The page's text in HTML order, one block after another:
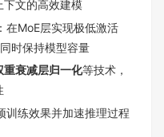
下文的高效建模
：在MoE层实现极低激活
时保持模型容量
重衰减层归一化等技术，
训练效果并加速推理过程